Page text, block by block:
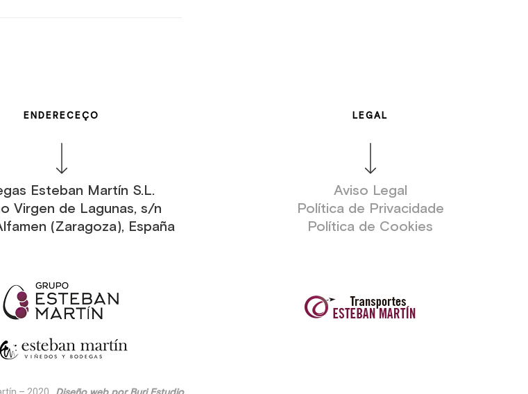
ENDERECEÇO
Esteban Martín S.L.
Virgen de Lagunas, s/n
(Zaragoza), España
LEGAL
Aviso Legal
Política de Privacidade
Política de Cookies